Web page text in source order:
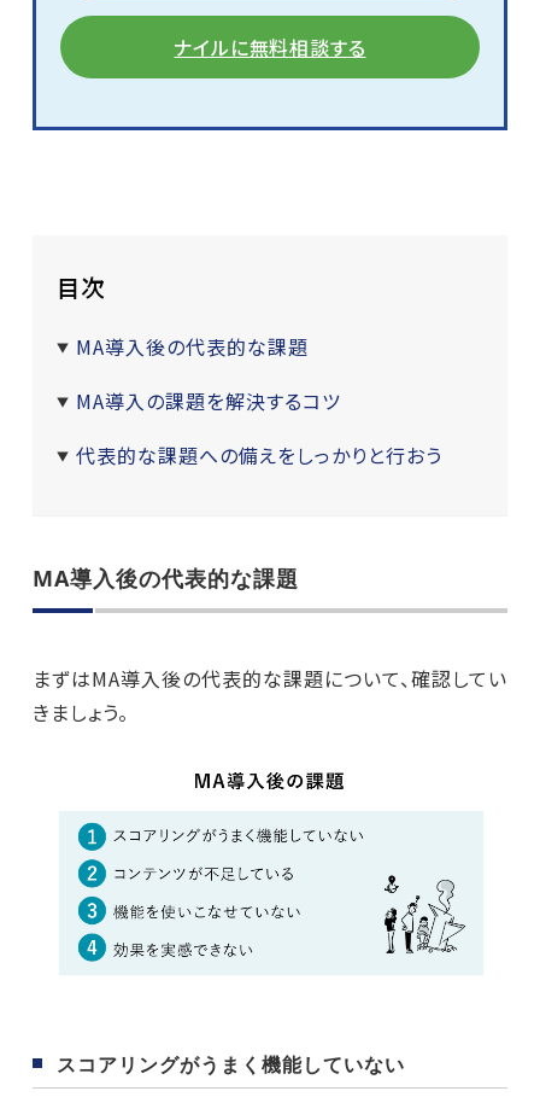
ナイルに無料相談する
目次
MA導入後の代表的な課題
MA導入の課題を解決するコツ
代表的な課題への備えをしっかりと行おう
MA導入後の代表的な課題
まずはMA導入後の代表的な課題について、確認してい
きましょう。
スコアリングがうまく機能していない